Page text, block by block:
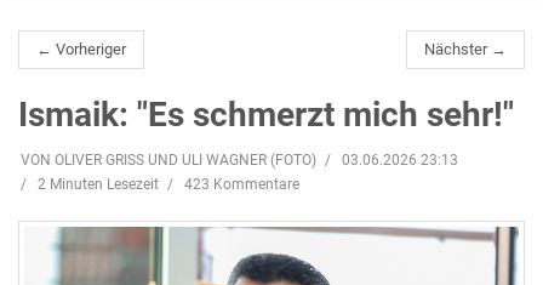
← Vorheriger Nächster →
Ismaik: "Es schmerzt mich sehr!"
VON OLIVER GRISS UND ULI WAGNER (FOTO)
03.06.2026 23:13
2 Minuten Lesezeit
423 Kommentare